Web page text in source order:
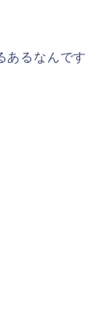
あるなんです